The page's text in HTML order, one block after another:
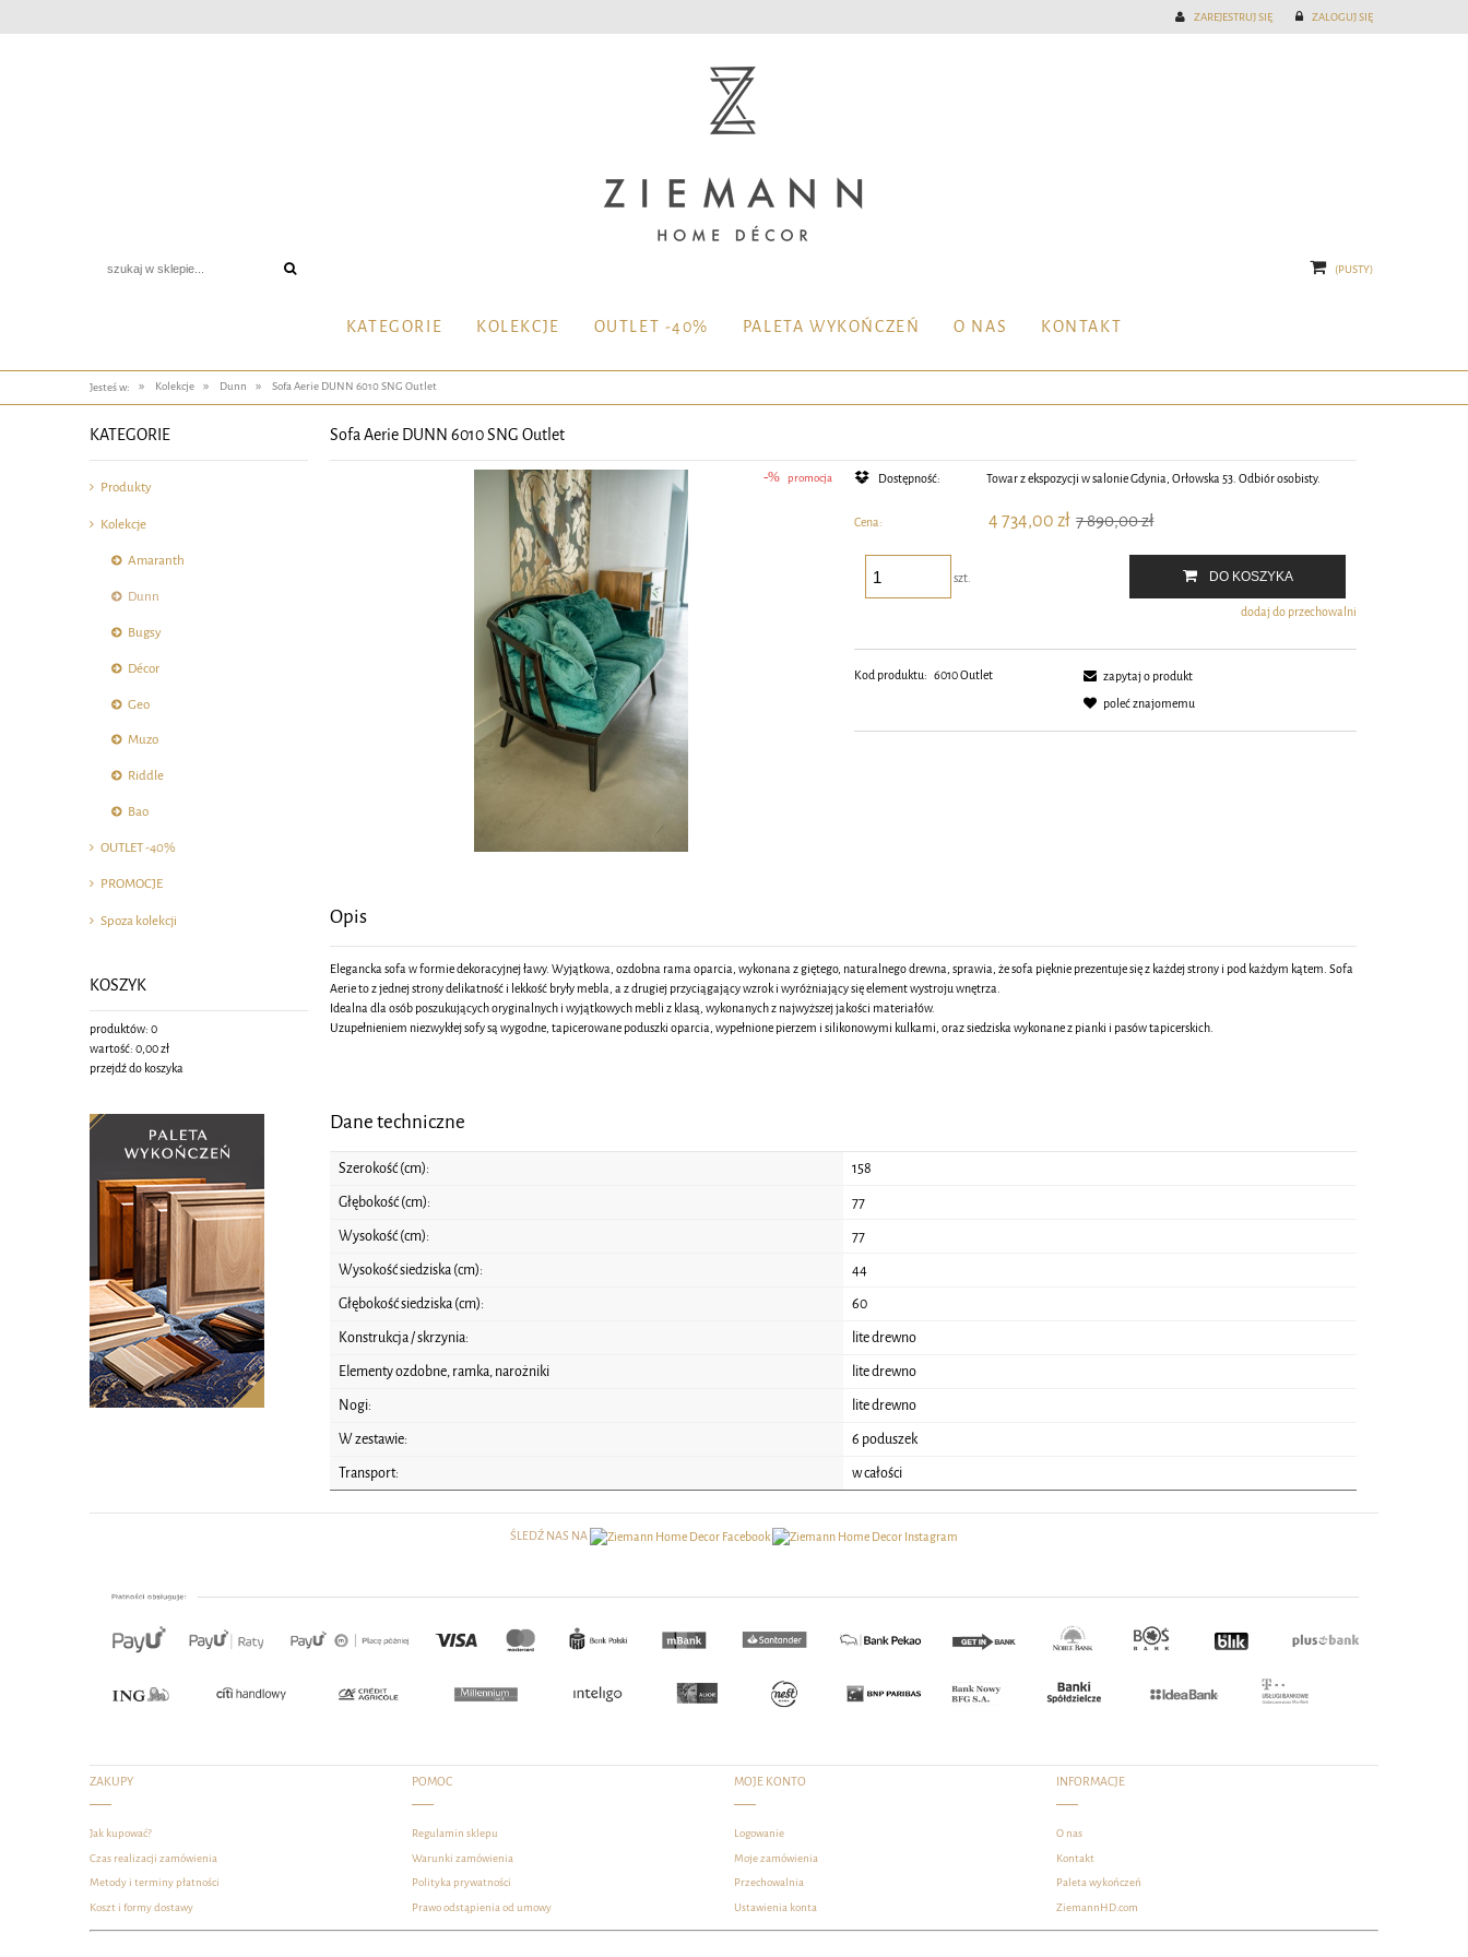
ZAREJESTRUJ SIĘ ZALOGUJ SIĘ
(PUSTY)
KATEGORIE KOLEKCJE OUTLET -40% PALETA WYKOŃCZEŃ O NAS KONTAKT
Jesteś w: » Kolekcje » Dunn » Sofa Aerie DUNN 6010 SNG Outlet
KATEGORIE
Produkty
Kolekcje
Amaranth
Dunn
Bugsy
Décor
Geo
Muzo
Riddle
Bao
OUTLET -40%
PROMOCJE
Spoza kolekcji
KOSZYK
produktów: 0
wartość: 0,00 zł
przejdź do koszyka
Sofa Aerie DUNN 6010 SNG Outlet
promocja Dostępność: Towar z ekspozycji w salonie Gdynia, Orłowska 53. Odbiór osobisty.
Cena: 4 734,00 zł 7 890,00 zł
szt. DO KOSZYKA
dodaj do przechowalni
Kod produktu: 6010 Outlet
zapytaj o produkt
poleć znajomemu
Opis
Elegancka sofa w formie dekoracyjnej ławy. Wyjątkowa, ozdobna rama oparcia, wykonana z giętego, naturalnego drewna, sprawia, że sofa pięknie prezentuje się z każdej strony i pod każdym kątem. Sofa
Aerie to z jednej strony delikatność i lekkość bryły mebla, a z drugiej przyciągający wzrok i wyróżniający się element wystroju wnętrza.
Idealna dla osób poszukujących oryginalnych i wyjątkowych mebli z klasą, wykonanych z najwyższej jakości materiałów.
Uzupełnieniem niezwykłej sofy są wygodne, tapicerowane poduszki oparcia, wypełnione pierzem i silikonowymi kulkami, oraz siedziska wykonane z pianki i pasów tapicerskich.
Dane techniczne
Szerokość (cm):
158
Głębokość (cm):
77
Wysokość (cm):
77
Wysokość siedziska (cm):
44
Głębokość siedziska (cm):
60
Konstrukcja / skrzynia:
lite drewno
Elementy ozdobne, ramka, narożniki
lite drewno
Nogi:
lite drewno
W zestawie:
6 poduszek
Transport:
w całości
ŚLEDŹ NAS NA
ZAKUPY
Jak kupować?
Czas realizacji zamówienia
Metody i terminy płatności
Koszt i formy dostawy
POMOC
Regulamin sklepu
Warunki zamówienia
Polityka prywatności
Prawo odstąpienia od umowy
MOJE KONTO
Logowanie
Moje zamówienia
Przechowalnia
Ustawienia konta
INFORMACJE
O nas
Kontakt
Paleta wykończeń
ZiemannHD.com